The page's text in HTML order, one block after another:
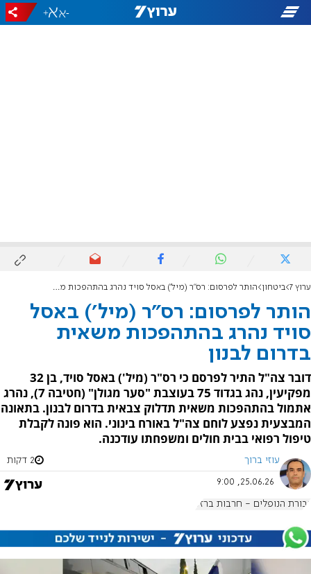
-
+
ערוץ 7 ביטחון הותר לפרסום: רס"ר (מיל') באסל סויד נהרג בהתהפכות משאית בדרום לבנון
הותר לפרסום: רס"ר (מיל') באסל
סויד נהרג בהתהפכות משאית
בדרום לבנון
דובר צה"ל התיר לפרסם כי רס"ר (מיל') באסל סויד, בן 32
מפקיעין, נהג בגדוד 75 בעוצבת "סער מגולן" (חטיבה 7), נהרג
אתמול בהתהפכות משאית תדלוק צבאית בדרום לבנון. בתאונה
המבצעית נפצע לוחם צה"ל באורח בינוני. הוא פונה לקבלת
טיפול רפואי בבית חולים ומשפחתו עודכנה.
עוזי ברוך 2 דקות
25.06.26, 9:00
גבורת הנופלים - חרבות ברזל